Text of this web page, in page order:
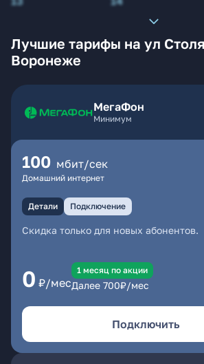
Лучшие тарифы на ул
Воронеже
МегаФон
Минимум
100 мбит/сек
Домашний интернет
Детали Подключение
Скидка только для новых абонентов.
0 ₽/мес
1 месяц по акции
Далее 700₽/мес
Подключить